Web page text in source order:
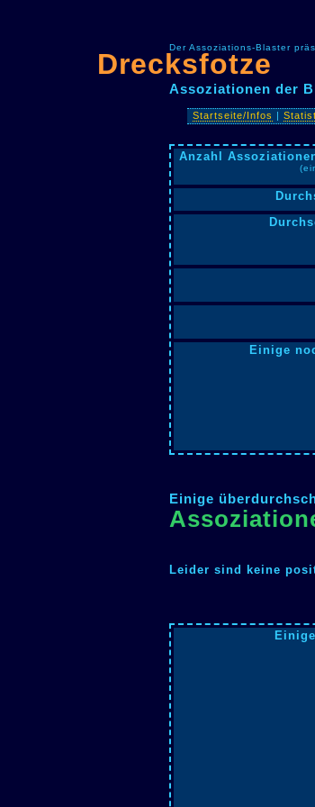
Der Assoziations-Blaster
Drecksfotze
Assoziationen der
Startseite/Infos
Anzahl
Einige
Einige
Leider sind keine